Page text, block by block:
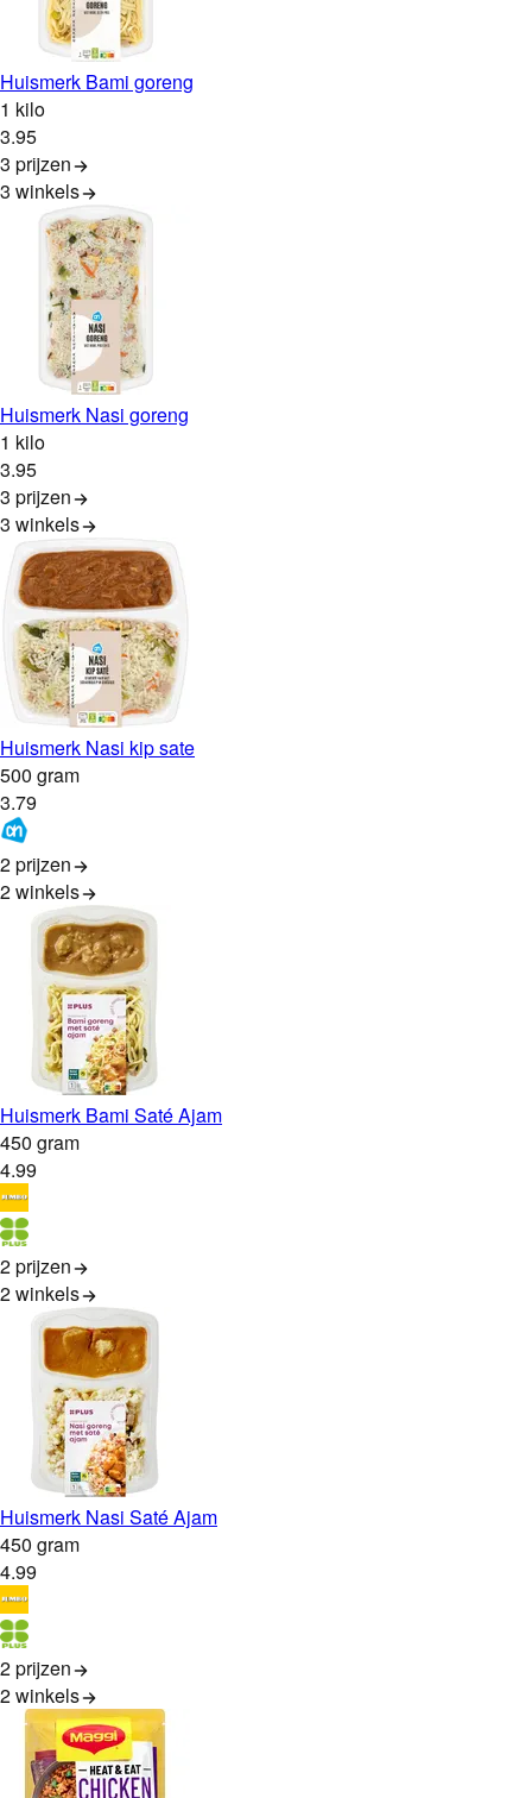
Huismerk Bami goreng
1 kilo
3.95
3 prijzen
3 winkels
Huismerk Nasi goreng
1 kilo
3.95
3 prijzen
3 winkels
Huismerk Nasi kip sate
500 gram
3.79
2 prijzen
2winkels
Huismerk Bami Saté Ajam
450 gram
4.99
2 prijzen
2winkels
Huismerk Nasi Saté Ajam
450 gram
4.99
2 prijzen
2winkels